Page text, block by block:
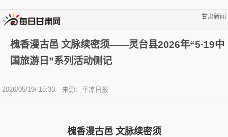
甘肃新闻
槐香漫古邑 文脉续密须——灵台县2026年“5·19中
国旅游日”系列活动侧记
2026/05/19/ 15:33 来源：平凉日报
槐香漫古邑 文脉续密须